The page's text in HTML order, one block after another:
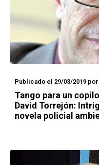
Publicado el 29/03/2019 por
Tango para un
David Torrejón:
novela policial